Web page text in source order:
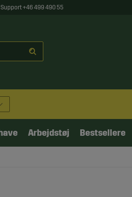
Support +46 499 490 55
Arbejdstøj Bestsellere